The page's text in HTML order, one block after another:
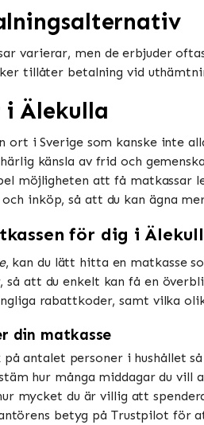
varierar, men de erbjuder
tillåter betalning vid
i Älekulla
ort i Sverige som kanske inte
känsla av frid och
möjligheten att få
inköp, så att du kan ägna
för dig i
, kan du lätt hitta en matkasse
så att du enkelt kan få en
rabattkoder, samt vilka
din matkasse
på antalet personer i hushållet
hur många middagar du vill
mycket du är villig att
betyg på Trustpilot för